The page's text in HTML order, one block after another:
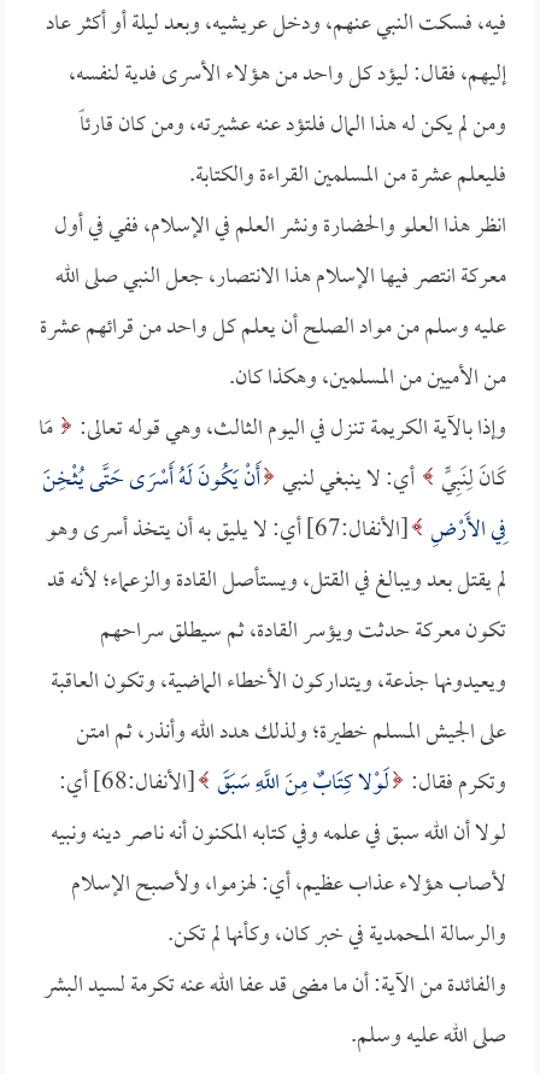
فيه، فسكت النبي عنهم، ودخل عريشيه، وبعد ليلة أو أكثر عاد
إليهم، فقال: ليؤد كل واحد من هؤلاء الأسرى فدية لنفسه،
ومن لم يكن له هذا المال فلتؤد عنه عشيرته، ومن كان قارئاً
فليعلم عشرة من المسلمين القراءة والكتابة.
انظر هذا العلو والحضارة ونشر العلم في الإسلام، ففي في أول
معركة انتصر فيها الإسلام هذا الانتصار، جعل النبي صلى الله
عليه وسلم من مواد الصلح أن يعلم كل واحد من قرائهم عشرة
من الأميين من المسلمين، وهكذا كان.
وإذا بالآية الكريمة تنزل في اليوم الثالث، وهي قوله تعالى: مَا
كَانَ لِنَبِيٍّ أي: لا ينبغي لنبي أَنْ يَكُونَ لَهُ أَسْرَى حَتَّى يُثْخِنَ
فِي الأَرْضِ
[الأنفال:67] أي: لا يليق به أن يتخذ أسرى وهو
لم يقتل بعد ويبالغ في القتل، ويستأصل القادة والزعماء؛ لأنه قد
تكون معركة حدثت ويؤسر القادة، ثم سيطلق سراحهم
ويعيدونها جذعة، ويتداركون الأخطاء الماضية، وتكون العاقبة
على الجيش المسلم خطيرة؛ ولذلك هدد الله وأنذر، ثم امتن
وتكرم فقال: لَوْلا كِتَابٌ مِنَ اللَّهِ سَبَقَ
[الأنفال:68] أي:
لولا أن الله سبق في علمه وفي كتابه المكنون أنه ناصر دينه ونبيه
لأصاب هؤلاء عذاب عظيم، أي: لهزموا، ولأصبح الإسلام
والرسالة المحمدية في خبر كان، وكأنها لم تكن.
والفائدة من الآية: أن ما مضى قد عفا الله عنه تكرمة لسيد البشر
صلى الله عليه وسلم.